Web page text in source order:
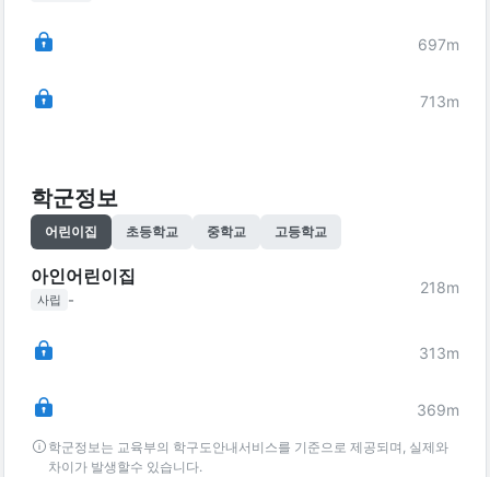
697m
713m
학군정보
어린이집 초등학교 중학교 고등학교
아인어린이집
사립 -
218m
313m
369m
학군정보는 교육부의 학구도안내서비스를 기준으로 제공되며, 실제와
차이가 발생할수 있습니다.